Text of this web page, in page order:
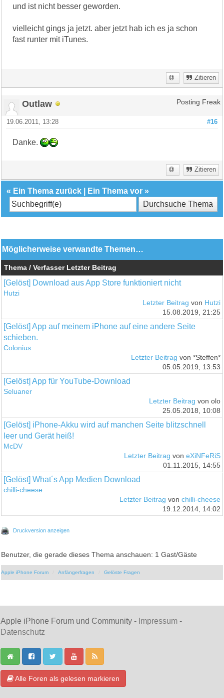
und ist nicht besser geworden.
vielleicht gings ja jetzt. aber jetzt hab ich es ja schon
fast runter mit iTunes.
Zitieren
Outlaw Posting Freak
#16
19.06.2011, 13:28
Danke.
Zitieren
« Ein Thema zurück Ein Thema vor »
Möglicherweise verwandte Themen…
Thema / Verfasser Letzter Beitrag
[Gelöst] Download aus App Store funktioniert nicht
Hutzi
Letzter Beitrag von Hutzi
15.08.2019, 21:25
[Gelöst] App auf meinem iPhone auf eine andere Seite
schieben.
Colonius
Letzter Beitrag von *Steffen*
05.05.2019, 13:53
[Gelöst] App für YouTube-Download
Seluaner
Letzter Beitrag von olo
25.05.2018, 10:08
[Gelöst] iPhone-Akku wird auf manchen Seite blitzschnell
leer und Gerät heiß!
McDV
Letzter Beitrag von eXiNFeRiS
01.11.2015, 14:55
[Gelöst] What´s App Medien Download
chilli-cheese
Letzter Beitrag von chilli-cheese
19.12.2014, 14:02
Druckversion anzeigen
Benutzer, die gerade dieses Thema anschauen: 1 Gast/Gäste
Apple iPhone Forum Anfängerfragen Gelöste Fragen
Apple iPhone Forum und Community - Impressum -
Datenschutz
Alle Foren als gelesen markieren